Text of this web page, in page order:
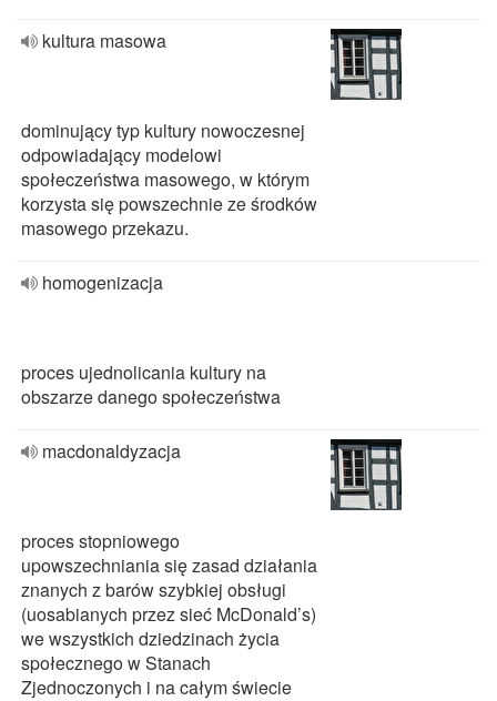
kultura masowa
dominujący typ kultury nowoczesnej
odpowiadający modelowi
społeczeństwa masowego, w którym
korzysta się powszechnie ze środków
masowego przekazu.
homogenizacja
proces ujednolicania kultury na
obszarze danego społeczeństwa
macdonaldyzacja
proces stopniowego
upowszechniania się zasad działania
znanych z barów szybkiej obsługi
(uosabianych przez sieć McDonald’s)
we wszystkich dziedzinach życia
społecznego w Stanach
Zjednoczonych i na całym świecie